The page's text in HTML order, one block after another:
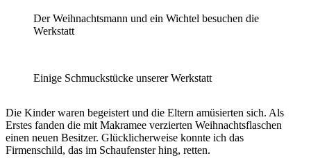
Der Weihnachtsmann und ein Wichtel besuchen die
Werkstatt
Einige Schmuckstücke unserer Werkstatt
Die Kinder waren begeistert und die Eltern amüsierten sich. Als
Erstes fanden die mit Makramee verzierten Weihnachtsflaschen
einen neuen Besitzer. Glücklicherweise konnte ich das
Firmenschild, das im Schaufenster hing, retten.